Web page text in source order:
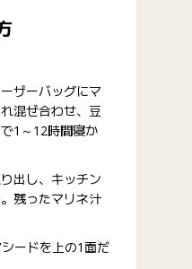
ザーバッグにマ
混ぜ合わせ、豆
1～12時間寝か
出し、キッチン
残ったマリネ汁
ードを上の1面だ